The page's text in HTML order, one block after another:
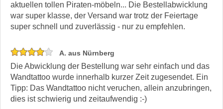
aktuellen tollen Piraten-möbeln... Die Bestellabwicklung
war super klasse, der Versand war trotz der Feiertage
super schnell und zuverlässig - nur zu empfehlen.
A. aus Nürnberg
Die Abwicklung der Bestellung war sehr einfach und das
Wandtattoo wurde innerhalb kurzer Zeit zugesendet. Ein
Tipp: Das Wandtattoo nicht veruchen, allein anzubringen,
dies ist schwierig und zeitaufwendig :-)